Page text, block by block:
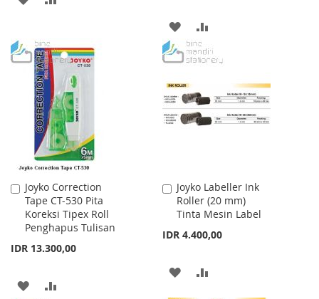
WISH
LIST
COMPARE
ADD
TO
LIST
TO
Joyko Correction
Tape CT-530 Pita
Koreksi Tipex Roll
Penghapus Tulisan
IDR 13.300,00
Add
to
Cart
ADD
Joyko Labeller Ink
Roller (20 mm)
Tinta Mesin Label
IDR 4.400,00
Add
to
Cart
ADD
TO
TO